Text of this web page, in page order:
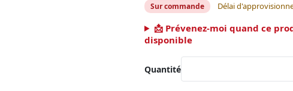
Sur commande Délai
📩 Prévenez-moi quand ce
disponible
Quantité